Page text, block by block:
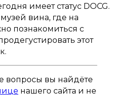
имеет статус DOCG.
вина, где на
познакомиться с
этот
вопросы вы найдёте
нашего сайта и не